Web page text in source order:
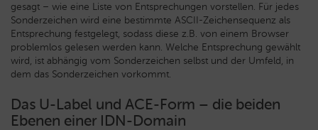
gesagt – wie eine Liste von Entsprechungen vorstellen. Für jedes
Sonderzeichen wird eine bestimmte ASCII-Zeichensequenz als
Entsprechung festgelegt, sodass diese z.B. von einem Browser
problemlos gelesen werden kann. Welche Entsprechung gewählt
wird, ist abhängig vom Sonderzeichen selbst und der Umfeld, in
dem das Sonderzeichen vorkommt.
Das U-Label und ACE-Form – die beiden
Ebenen einer IDN-Domain